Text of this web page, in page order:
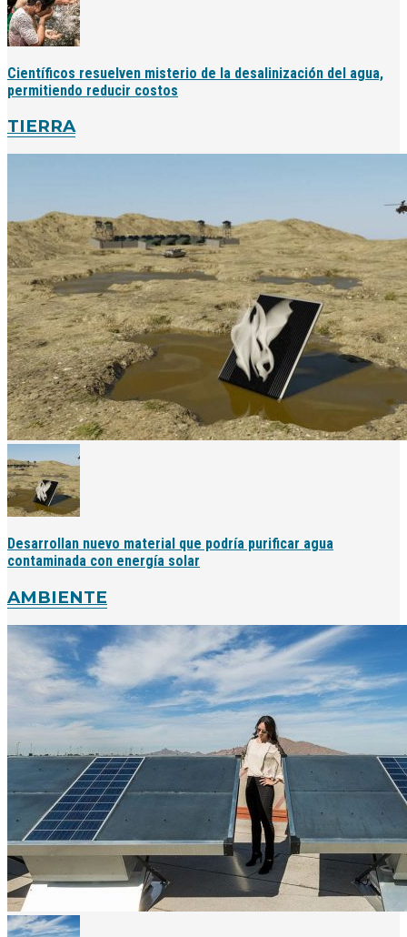
Científicos resuelven misterio de la desalinización del agua,
permitiendo reducir costos
TIERRA
Desarrollan nuevo material que podría purificar agua
contaminada con energía solar
AMBIENTE